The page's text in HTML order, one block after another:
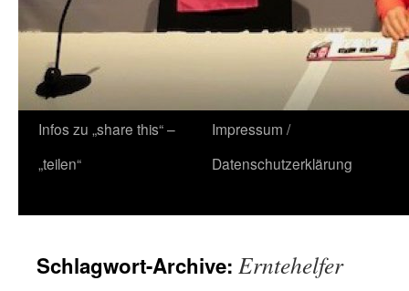
Zum
Inhalt
Infos zu „share this“ –
„teilen“
Impressum /
Datenschutzerklärung
Schlagwort-Archive: Erntehelfer